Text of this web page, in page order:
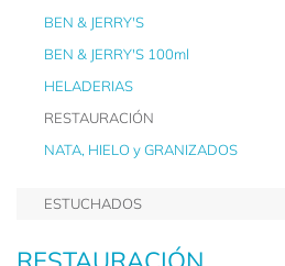
BEN & JERRY'S
BEN & JERRY'S 100ml
HELADERIAS
RESTAURACIÓN
NATA, HIELO y GRANIZADOS
ESTUCHADOS